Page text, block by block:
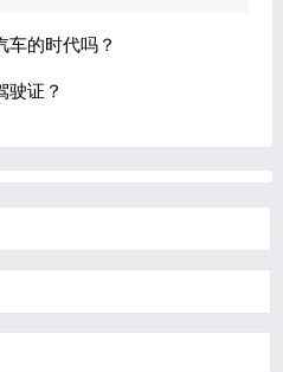
车的时代吗？
驶证？